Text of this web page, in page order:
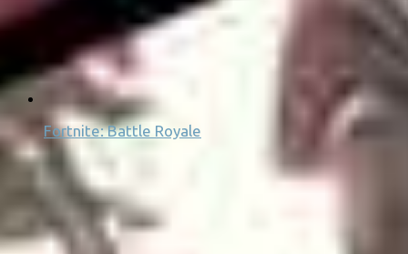
Fortnite: Battle Royale